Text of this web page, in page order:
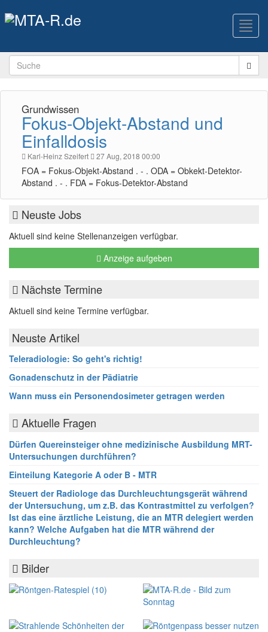
Grundwissen
Fokus-Objekt-Abstand und
Einfalldosis
Karl-Heinz Szeifert 27 Aug, 2018 00:00
FOA = Fokus-Objekt-Abstand . - . ODA = Obkekt-Detektor-
Abstand . - . FDA = Fokus-Detektor-Abstand
Neuste Jobs
Aktuell sind keine Stellenanzeigen verfügbar.
Anzeige aufgeben
Nächste Termine
Aktuell sind keine Termine verfügbar.
Neuste Artikel
Teleradiologie: So geht's richtig!
Gonadenschutz in der Pädiatrie
Wann muss ein Personendosimeter getragen werden
Aktuelle Fragen
Dürfen Quereinsteiger ohne medizinische Ausbildung MRT-
Untersuchungen durchführen?
Einteilung Kategorie A oder B - MTR
Steuert der Radiologe das Durchleuchtungsgerät während
der Untersuchung, um z.B. das Kontrastmittel zu verfolgen?
Ist das eine ärztliche Leistung, die an MTR delegiert werden
kann? Welche Aufgaben hat die MTR während der
Durchleuchtung?
Bilder